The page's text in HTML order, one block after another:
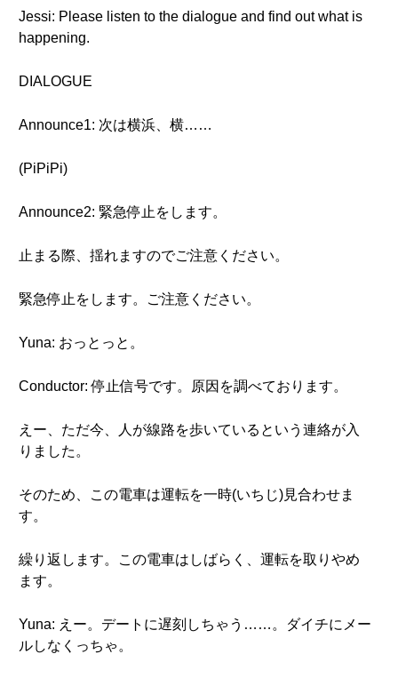
Jessi: Please listen to the dialogue and find out what is
happening.
DIALOGUE
Announce1: 次は横浜、横……
(PiPiPi)
Announce2: 緊急停止をします。
止まる際、揺れますのでご注意ください。
緊急停止をします。ご注意ください。
Yuna: おっとっと。
Conductor: 停止信号です。原因を調べております。
えー、ただ今、人が線路を歩いているという連絡が入
りました。
そのため、この電車は運転を一時(いちじ)見合わせま
す。
繰り返します。この電車はしばらく、運転を取りやめ
ます。
Yuna: えー。デートに遅刻しちゃう……。ダイチにメー
ルしなくっちゃ。